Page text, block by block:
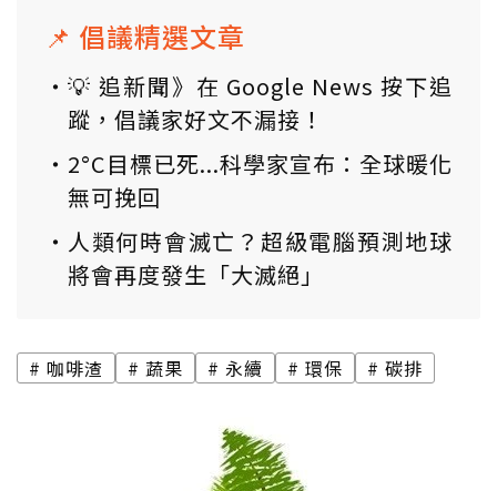
📌 倡議精選文章
💡 追新聞》在 Google News 按下追
蹤，倡議家好文不漏接！
2°C目標已死...科學家宣布：全球暖化
無可挽回
人類何時會滅亡？超級電腦預測地球
將會再度發生「大滅絕」
咖啡渣 蔬果 永續 環保 碳排